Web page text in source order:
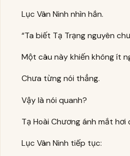
Lục Vân Ninh nhìn hắn.
“Ta biết Tạ Trạng nguyên
Một câu này khiến không ít
Chưa từng nói thẳng.
Vậy là nói quanh?
Tạ Hoài Chương ánh mắt hơi
Lục Vân Ninh tiếp tục: